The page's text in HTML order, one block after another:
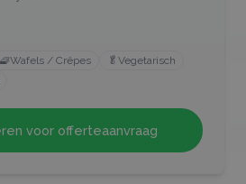
🧇Wafels / Crêpes 🥬 Vegetarisch
voor offerteaanvraag